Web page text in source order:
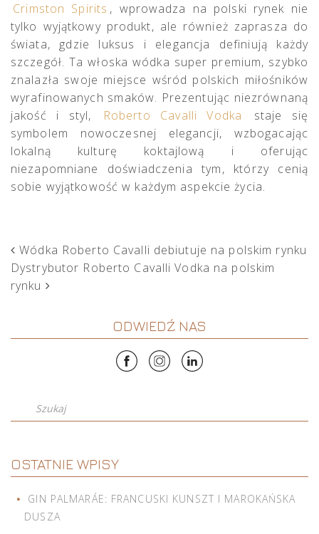
Crimston Spirits , wprowadza na polski rynek nie
tylko wyjątkowy produkt, ale również zaprasza do
świata, gdzie luksus i elegancja definiują każdy
szczegół. Ta włoska wódka super premium, szybko
znalazła swoje miejsce wśród polskich miłośników
wyrafinowanych smaków. Prezentując niezrównaną
jakość i styl,
Roberto Cavalli Vodka
staje się
symbolem nowoczesnej elegancji, wzbogacając
lokalną kulturę koktajlową i oferując
niezapomniane doświadczenia tym, którzy cenią
sobie wyjątkowość w każdym aspekcie życia.
POST NAVIGATION
Wódka Roberto Cavalli debiutuje na polskim rynku
Dystrybutor Roberto Cavalli Vodka na polskim
rynku
ODWIEDŹ NAS
Szukaj
OSTATNIE WPISY
GIN PALMARÁE: FRANCUSKI KUNSZT I MAROKAŃSKA
DUSZA